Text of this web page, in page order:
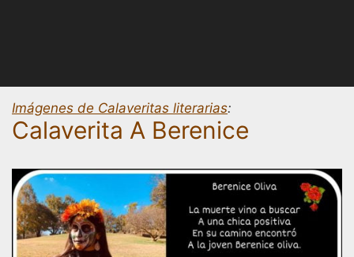
Imágenes de Calaveritas literarias:
Calaverita A Berenice